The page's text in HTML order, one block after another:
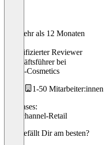
Vor mehr als 12 Monaten
Verifizierter Reviewer
Geschäftsführerbei
Krauß-Cosmetics
1-50 Mitarbeiter:innen
Use cases:
Multichannel-Retail
Was gefällt Dir am besten?